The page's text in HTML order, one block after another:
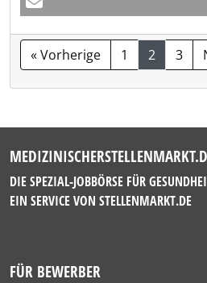
« Vorherige 1 2 3
DIE SPEZIAL-JOBBÖRSE FÜR
EIN SERVICE VON STELLENMARKT.DE
FÜR BEWERBER